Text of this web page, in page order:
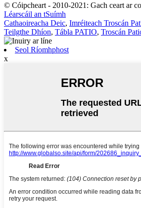
© Cóipcheart - 2010-2021: Gach ceart ar
Léarscáil an tSuímh
Cathaoireacha Deic, Imréiteach Troscán
Teilgthe Dhíon, Tábla PATIO, Troscán
Seol Ríomhphost
x